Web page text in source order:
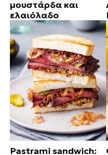
μουστάρδα και
ελαιόλαδο
Pastrami sandwich: